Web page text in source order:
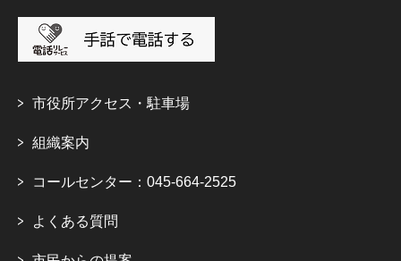
市役所アクセス・駐車場
組織案内
コールセンター：045-664-2525
よくある質問